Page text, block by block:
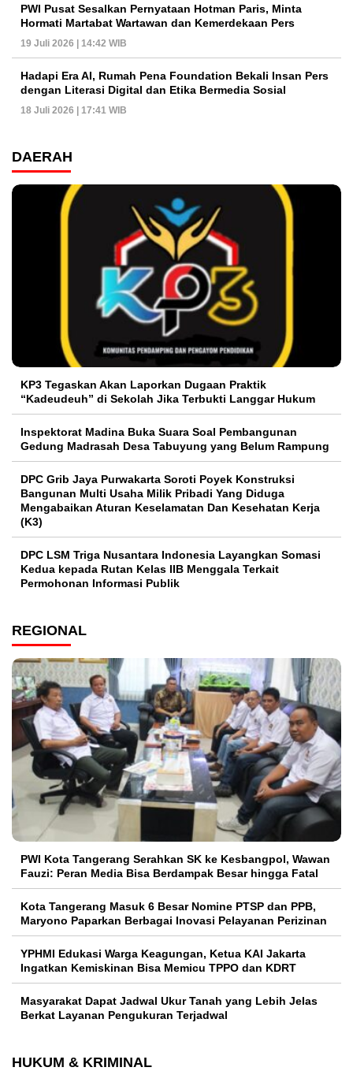
PWI Pusat Sesalkan Pernyataan Hotman Paris, Minta
Hormati Martabat Wartawan dan Kemerdekaan Pers
19 Juli 2026 | 14:42 WIB
Hadapi Era AI, Rumah Pena Foundation Bekali Insan Pers
dengan Literasi Digital dan Etika Bermedia Sosial
18 Juli 2026 | 17:41 WIB
DAERAH
KP3 Tegaskan Akan Laporkan Dugaan Praktik
“Kadeudeuh” di Sekolah Jika Terbukti Langgar Hukum
Inspektorat Madina Buka Suara Soal Pembangunan
Gedung Madrasah Desa Tabuyung yang Belum Rampung
DPC Grib Jaya Purwakarta Soroti Poyek Konstruksi
Bangunan Multi Usaha Milik Pribadi Yang Diduga
Mengabaikan Aturan Keselamatan Dan Kesehatan Kerja
(K3)
DPC LSM Triga Nusantara Indonesia Layangkan Somasi
Kedua kepada Rutan Kelas IIB Menggala Terkait
Permohonan Informasi Publik
REGIONAL
PWI Kota Tangerang Serahkan SK ke Kesbangpol, Wawan
Fauzi: Peran Media Bisa Berdampak Besar hingga Fatal
Kota Tangerang Masuk 6 Besar Nomine PTSP dan PPB,
Maryono Paparkan Berbagai Inovasi Pelayanan Perizinan
YPHMI Edukasi Warga Keagungan, Ketua KAI Jakarta
Ingatkan Kemiskinan Bisa Memicu TPPO dan KDRT
Masyarakat Dapat Jadwal Ukur Tanah yang Lebih Jelas
Berkat Layanan Pengukuran Terjadwal
HUKUM & KRIMINAL